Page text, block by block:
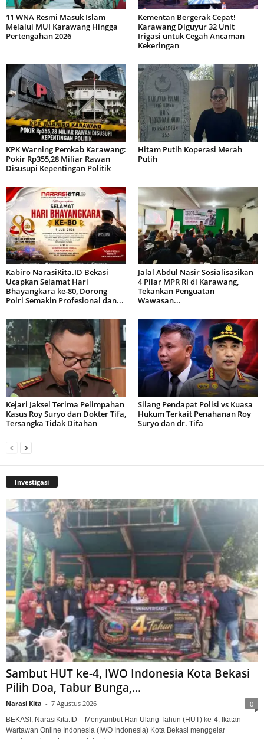
11 WNA Resmi Masuk Islam
Melalui MUI Karawang Hingga
Pertengahan 2026
Kementan Bergerak Cepat!
Karawang Diguyur 32 Unit
Irigasi untuk Cegah Ancaman
Kekeringan
KPK Warning Pemkab Karawang:
Pokir Rp355,28 Miliar Rawan
Disusupi Kepentingan Politik
Hitam Putih Koperasi Merah
Putih
Kabiro NarasiKita.ID Bekasi
Ucapkan Selamat Hari
Bhayangkara ke-80, Dorong
Polri Semakin Profesional dan...
Jalal Abdul Nasir Sosialisasikan
4 Pilar MPR RI di Karawang,
Tekankan Penguatan
Wawasan...
Kejari Jaksel Terima Pelimpahan
Kasus Roy Suryo dan Dokter Tifa,
Tersangka Tidak Ditahan
Silang Pendapat Polisi vs Kuasa
Hukum Terkait Penahanan Roy
Suryo dan dr. Tifa
Investigasi
Sambut HUT ke-4, IWO Indonesia Kota Bekasi
Pilih Doa, Tabur Bunga,...
Narasi Kita - 7 Agustus 2026 0
BEKASI, NarasiKita.ID – Menyambut Hari Ulang Tahun (HUT) ke-4, Ikatan
Wartawan Online Indonesia (IWO Indonesia) Kota Bekasi menggelar